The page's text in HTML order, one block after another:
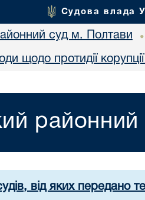
Судова влада
суд м. Полтави •
щодо протидії
від яких передано